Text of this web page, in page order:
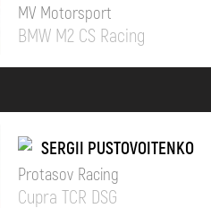
MV Motorsport
BMW M2 CS Racing
SERGII PUSTOVOITENKO
Protasov Racing
Cupra TCR DSG